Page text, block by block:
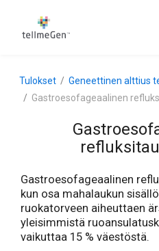
Tulokset
Geneettinen alttius
Gastroesofageaalinen
Gastroesofageaalinen
kun osa mahalaukun
ruokatorveen aiheuttaen
yleisimmistä
vaikuttaa 15 % väestöstä.